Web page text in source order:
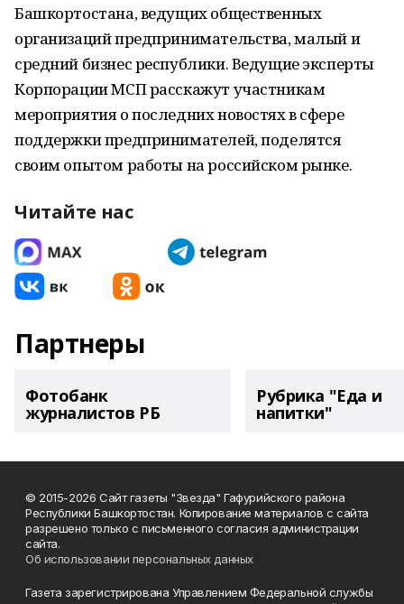
Башкортостана, ведущих общественных
организаций предпринимательства, малый и
средний бизнес республики. Ведущие эксперты
Корпорации МСП расскажут участникам
мероприятия о последних новостях в сфере
поддержки предпринимателей, поделятся
своим опытом работы на российском рынке.
Читайте нас
Партнеры
Фотобанк
журналистов РБ
Рубрика "Еда и
напитки"
© 2015-2026 Сайт газеты "Звезда" Гафурийского района
Республики Башкортостан. Копирование материалов с сайта
разрешено только с письменного согласия администрации
сайта.
Об использовании персональных данных
Газета зарегистрирована Управлением Федеральной службы